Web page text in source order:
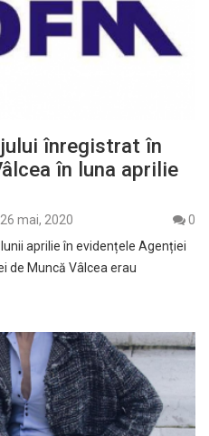
înregistrat în
în luna aprilie
26 mai, 2020
0
aprilie în evidențele Agenției
de Muncă Vâlcea erau